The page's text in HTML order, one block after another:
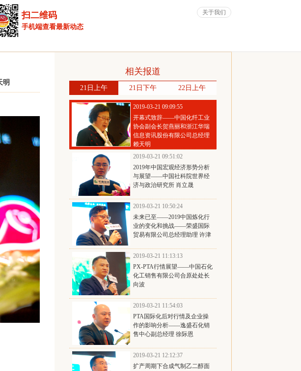
扫二维码
手机端查看最新动态
关于我们
明
相关报道
21日上午 21日下午 22日上午
2019-03-21 09:09:55
开幕式致辞——中国化纤工业
协会副会长贺燕丽和浙江华瑞
信息资讯股份有限公司总经理
赖天明
2019-03-21 09:51:02
2019年中国宏观经济形势分析
与展望——中国社科院世界经
济与政治研究所 肖立晟
2019-03-21 10:50:24
未来已至——2019中国炼化行
业的变化和挑战——荣盛国际
贸易有限公司总经理助理 许津
2019-03-21 11:13:13
PX-PTA行情展望——中国石化
化工销售有限公司合原处处长
向波
2019-03-21 11:54:03
PTA国际化后对行情及企业操
作的影响分析——逸盛石化销
售中心副总经理 徐际恩
2019-03-21 12:12:37
扩产周期下合成气制乙二醇面